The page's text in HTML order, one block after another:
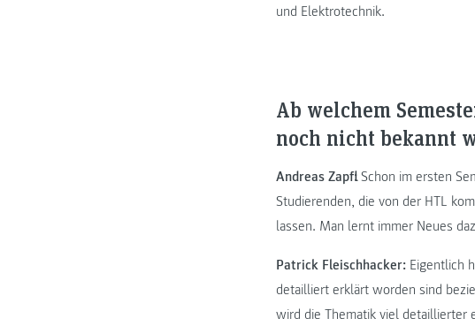
und Elektrotechnik.
Ab welchem
noch nicht bekannt
Andreas Zapfl:Schon im ersten
Studierenden, die von der HTL
lassen. Man lernt immer Neues
Patrick Fleischhacker: Eigentlich
detailliert erklärt worden sind
wird die Thematik viel detaillierter